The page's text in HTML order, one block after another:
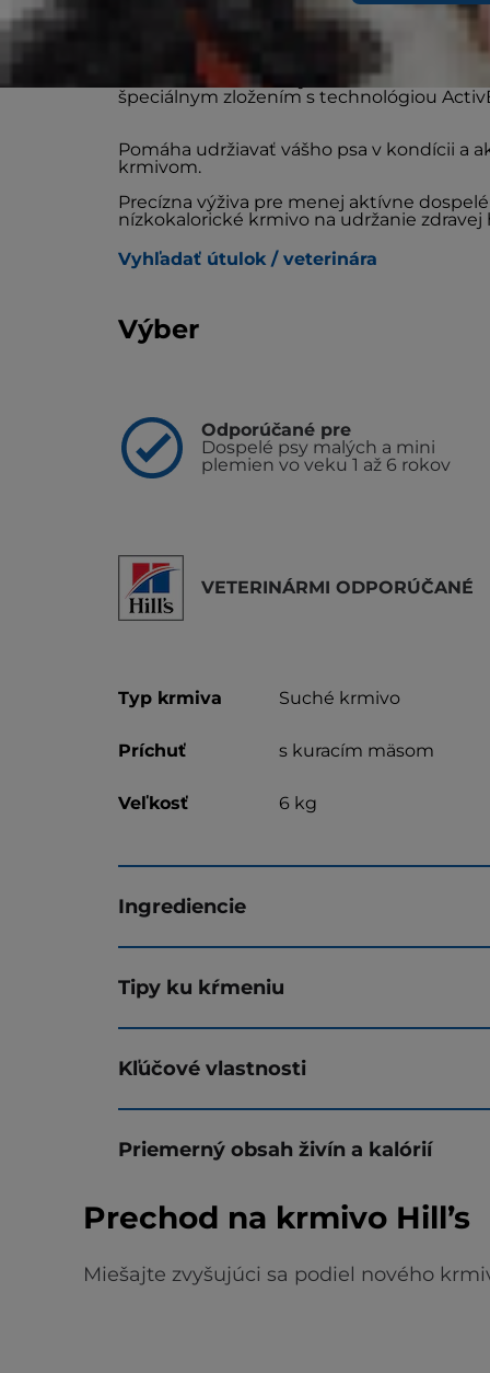
Krmivo pre dospelých psov malých a
Mini Breed so zníženým obsahom kalórií
špeciálnym zložením s technológiou
Pomáha udržiavať vášho psa v kondícii a
krmivom.
Precízna výživa pre menej aktívne
nízkokalorické krmivo na udržanie
Vyhľadať útulok / veterinára
Výber
Odporúčané pre
Dospelé psy malých a mini
plemien vo veku 1 až 6 rokov
VETERINÁRMI ODPORÚČANÉ
Typ krmiva Suché krmivo
Príchuť s kuracím mäsom
Veľkosť 6 kg
Ingrediencie
Tipy ku kŕmeniu
Kľúčové vlastnosti
Priemerný obsah živín a kalórií
Prechod na krmivo Hill’s
Miešajte zvyšujúci sa podiel nového